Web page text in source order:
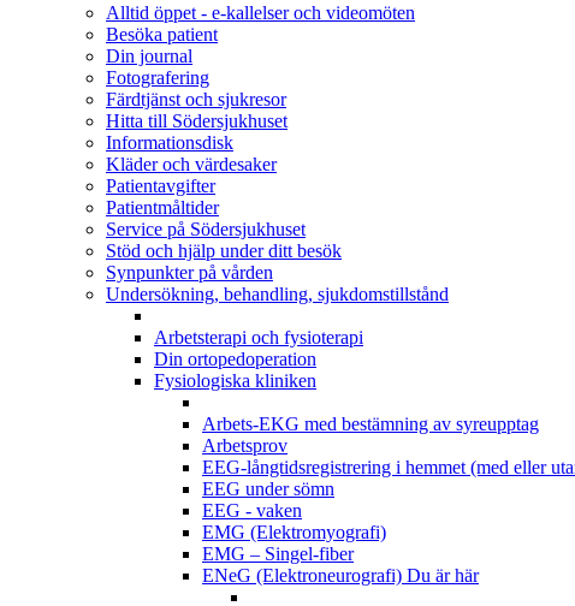
Alltid öppet - e-kallelser och videomöten
Besöka patient
Din journal
Fotografering
Färdtjänst och sjukresor
Hitta till Södersjukhuset
Informationsdisk
Kläder och värdesaker
Patientavgifter
Patientmåltider
Service på Södersjukhuset
Stöd och hjälp under ditt besök
Synpunkter på vården
Undersökning, behandling, sjukdomstillstånd
Arbetsterapi och fysioterapi
Din ortopedoperation
Fysiologiska kliniken
Arbets-EKG med bestämning av syreupptag
Arbetsprov
EEG-långtidsregistrering i hemmet (med eller
EEG under sömn
EEG - vaken
EMG (Elektromyografi)
EMG – Singel-fiber
ENeG (Elektroneurografi) Du är här